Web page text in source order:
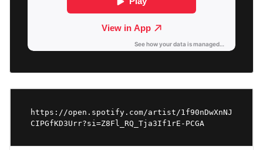
https://open.spotify.com/artist/1f90nDwXnNJ
CIPGfKD3Urr?si=Z8Fl_RQ_Tja3If1rE-PCGA